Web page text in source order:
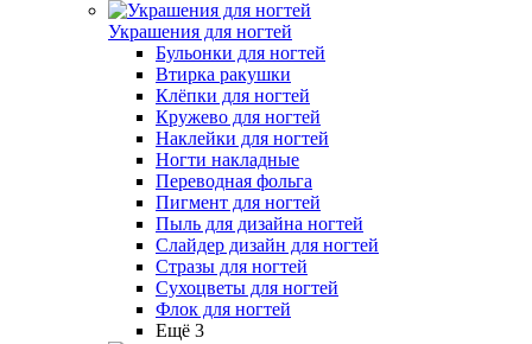
Украшения для ногтей
Бульонки для ногтей
Втирка ракушки
Клёпки для ногтей
Кружево для ногтей
Наклейки для ногтей
Ногти накладные
Переводная фольга
Пигмент для ногтей
Пыль для дизайна ногтей
Слайдер дизайн для ногтей
Стразы для ногтей
Сухоцветы для ногтей
Флок для ногтей
Ещё 3